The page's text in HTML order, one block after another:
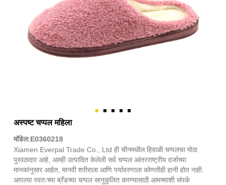
अस्पष्ट चप्पल महिला
मॉडेल:E0360218
Xiamen Everpal Trade Co., Ltd ही चीनमधील हिवाळी चप्पलचा मोठा
पुरवठादार आहे, आम्ही उत्पादित केलेली सर्व चप्पल आंतरराष्ट्रीय दर्जाच्या
मानकांनुसार आहेत, मानवी शरीराला आणि पर्यावरणाला कोणतीही हानी होत नाही.
आपल्या स्वतःच्या ब्रँडच्या चप्पल सानुकूलित करण्यासाठी आमच्याशी संपर्क